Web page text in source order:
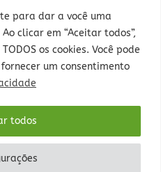
para dar a você uma
clicar em “Aceitar todos”,
os cookies. Você pode
um consentimento
todos
Tereza, Porto Alegre - RS -